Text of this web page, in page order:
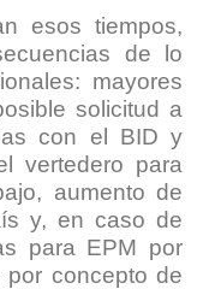
esos tiempos,
de lo
mayores
solicitud a
con el BID y
vertedero para
aumento de
y, en caso de
para EPM por
concepto de